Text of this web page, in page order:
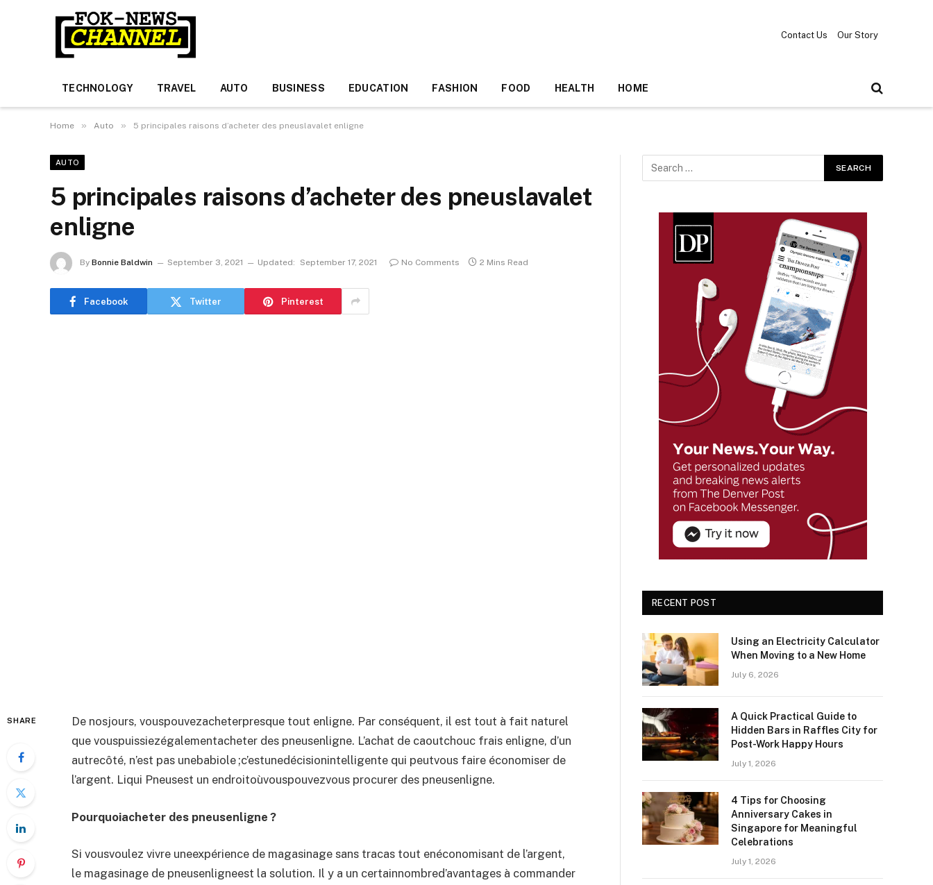
Contact Us Our Story
TECHNOLOGY TRAVEL AUTO BUSINESS EDUCATION FASHION FOOD HEALTH HOME
Home » Auto » 5 principales raisons d’acheter des pneuslavalet enligne
AUTO
5 principales raisons d’acheter des pneuslavalet
enligne
By Bonnie Baldwin September 3, 2021 Updated: September 17, 2021 No Comments 2 Mins Read
Facebook Twitter Pinterest
SHARE
De nosjours, vouspouvezacheterpresque tout enligne. Par conséquent, il est tout à fait naturel
que vouspuissiezégalementacheter des pneusenligne. L’achat de caoutchouc frais enligne, d’un
autrecôté, n’est pas unebabiole ;c’estunedécisionintelligente qui peutvous faire économiser de
l’argent. Liqui Pneusest un endroitoùvouspouvezvous procurer des pneusenligne.
Pourquoiacheter des pneusenligne ?
Si vousvoulez vivre uneexpérience de magasinage sans tracas tout enéconomisant de l’argent,
le magasinage de pneusenligneest la solution. Il y a un certainnombred’avantages à commander
RECENT POST
Using an Electricity Calculator
When Moving to a New Home
July 6, 2026
A Quick Practical Guide to
Hidden Bars in Raffles City for
Post-Work Happy Hours
July 1, 2026
4 Tips for Choosing
Anniversary Cakes in
Singapore for Meaningful
Celebrations
July 1, 2026